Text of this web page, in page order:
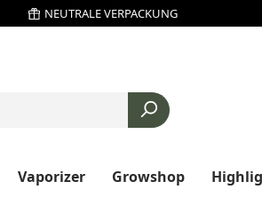
NEUTRALE VERPACKUNG
Vaporizer Growshop